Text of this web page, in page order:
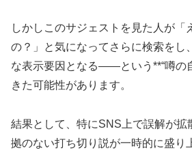
しかしこのサジェストを見た人が「
の？」と気になってさらに検索をし
な表示要因となる――という**“噂の
きた可能性があります。
結果として、特にSNS上で誤解が拡
拠のない打ち切り説が一時的に盛り